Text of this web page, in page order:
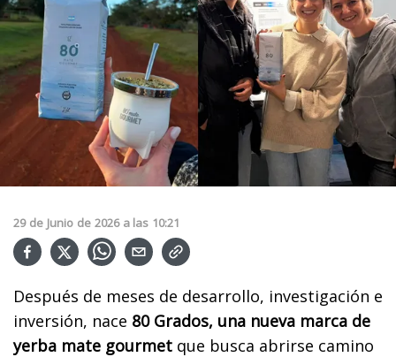
29 de Junio de 2026 a las 10:21
Después de meses de desarrollo, investigación e
inversión, nace 80 Grados, una nueva marca de
yerba mate gourmet que busca abrirse camino